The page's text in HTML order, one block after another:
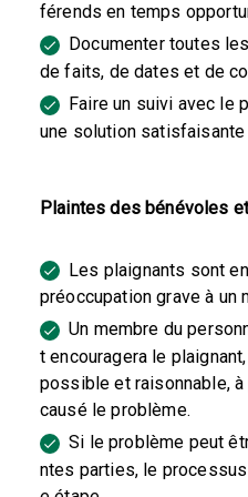
férends en temps
Documenter toutes
de faits, de dates et de
Faire un suivi avec le
une solution
Plaintes des bénévoles
Les plaignants sont
préoccupation grave à un
Un membre du
t encouragera le
possible et raisonnable,
causé le problème.
Si le problème peut
ntes parties, le